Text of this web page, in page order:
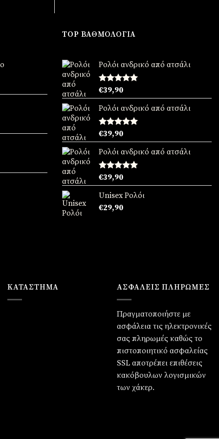
TOP ΒΑΘΜΟΛΟΓΊΑ
Ρολόι ανδρικό από ατσάλι
Βαθμολογήθηκε
με5.00
από 5
€39,90
Ρολόι ανδρικό από ατσάλι
Βαθμολογήθηκε
με5.00
από 5
€39,90
Ρολόι ανδρικό από ατσάλι
Βαθμολογήθηκε
με5.00
από 5
€39,90
Unisex Ρολόι
€29,90
ΚΑΤΆΣΤΗΜΑ ΑΣΦΑΛΕΙΣ ΠΛΗΡΩΜΕΣ
Πραγματοποιήστε με
ασφάλεια τις ηλεκτρονικές
σας πληρωμές καθώς το
πιστοποιητικό ασφαλείας
SSL αποτρέπει επιθέσεις
κακόβουλων λογισμικών
των χάκερ.